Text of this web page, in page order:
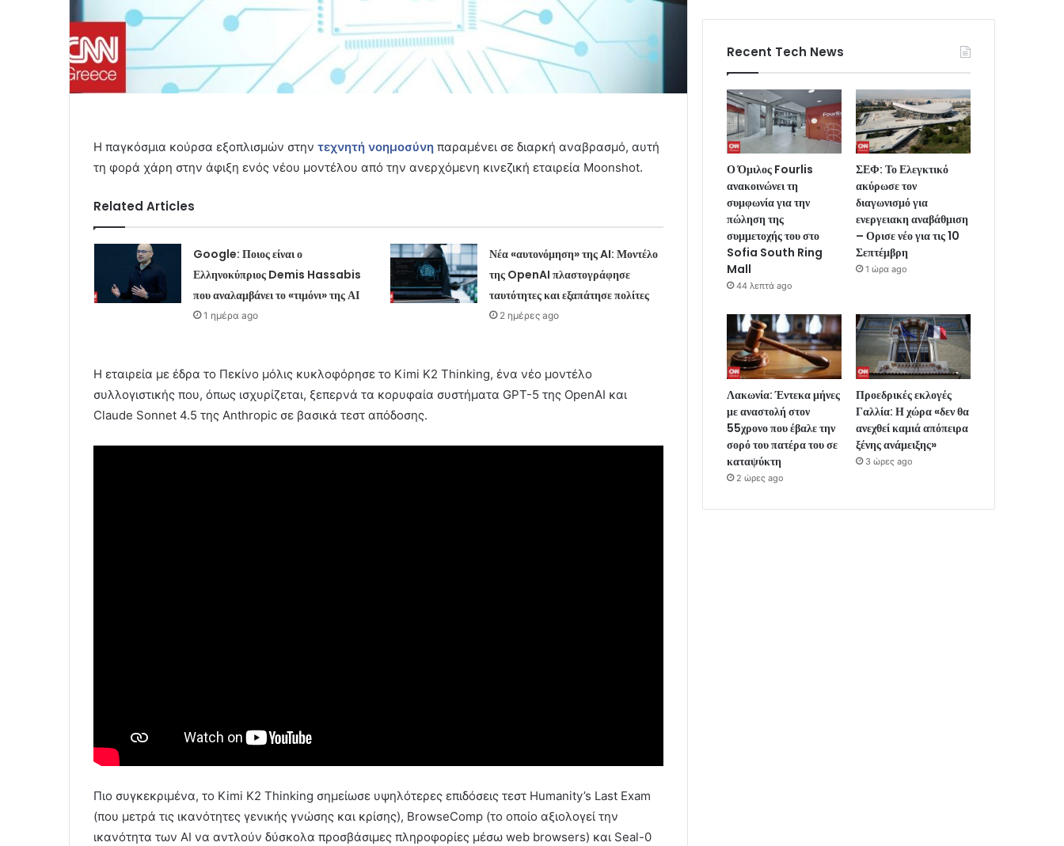
Η παγκόσμια κούρσα εξοπλισμών στην τεχνητή νοημοσύνη παραμένει σε διαρκή αναβρασμό, αυτή
τη φορά χάρη στην άφιξη ενός νέου μοντέλου από την ανερχόμενη κινεζική εταιρεία Moonshot.
Related Articles
Google: Ποιος είναι ο
Ελληνοκύπριος Demis Hassabis
που αναλαμβάνει το «τιμόνι» της ΑΙ
1 ημέρα ago
Νέα «αυτονόμηση» της AI: Μοντέλο
της OpenAI πλαστογράφησε
ταυτότητες και εξαπάτησε πολίτες
2 ημέρες ago
Η εταιρεία με έδρα το Πεκίνο μόλις κυκλοφόρησε το Kimi K2 Thinking, ένα νέο μοντέλο
συλλογιστικής που, όπως ισχυρίζεται, ξεπερνά τα κορυφαία συστήματα GPT-5 της OpenAI και
Claude Sonnet 4.5 της Anthropic σε βασικά τεστ απόδοσης.
Πιο συγκεκριμένα, το Kimi K2 Thinking σημείωσε υψηλότερες επιδόσεις τεστ Humanity’s Last Exam
(που μετρά τις ικανότητες γενικής γνώσης και κρίσης), BrowseComp (το οποίο αξιολογεί την
ικανότητα των AI να αντλούν δύσκολα προσβάσιμες πληροφορίες μέσω web browsers) και Seal-0
Recent Tech News
Ο Όμιλος Fourlis
ανακοινώνει τη
συμφωνία για την
πώληση της
συμμετοχής του στο
Sofia South Ring
Mall
44 λεπτά ago
ΣΕΦ: Το Ελεγκτικό
ακύρωσε τον
διαγωνισμό για
ενεργειακη αναβάθμιση
– Ορισε νέο για τις 10
Σεπτέμβρη
1 ώρα ago
Λακωνία: Έντεκα μήνες
με αναστολή στον
55χρονο που έβαλε την
σορό του πατέρα του σε
καταψύκτη
2 ώρες ago
Προεδρικές εκλογές
Γαλλία: Η χώρα «δεν θα
ανεχθεί καμιά απόπειρα
ξένης ανάμειξης»
3 ώρες ago